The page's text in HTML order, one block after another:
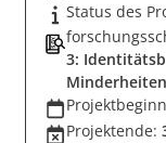
Status des
3:
Minderheiten
Projektende: